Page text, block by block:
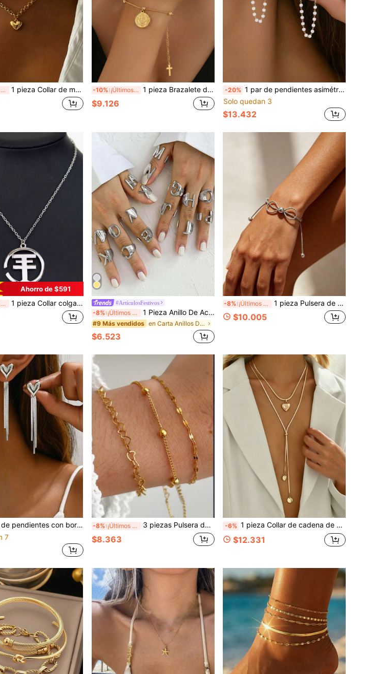
¡Últimos 3 días 1 pieza Collar de mujer de acero inoxidable, cadena de clavícula con colgante de corazón 3D, color dorado retro, elegante para uso diario y el Día de San Valentín -10% ¡Últimos 2 días 1 pieza Brazalete de mujer de acero inoxidable de lujo ajustable, cadena de serpiente delgada con cadena extensible, dije redondo con retrato en relieve, mini cruz, elementos vintage, estilo minimalista europeo retro frío, color dorado, adecuado para estudiantes, mujeres de oficina, profesoras, amantes de la joyería de nicho, desplazamientos, compras, citas, vacaciones, uso diario en capas, perfecto para regalo de cumpleaños, Navidad, Día de San Valentín
$9.126
-20% 1 par de pendientes asimétricos de acero inoxidable para mujeres, con elementos de diseño de estrella de mar y concha con cadena de perlas suave, vivos e inspirados en vacaciones. Color dorado, adecuados para salidas a la playa, citas, fiestas, desplazamientos diarios y talla grande. Pendientes versátiles para chicas de estilo Mori, regalo pequeño y fresco perfecto para el verano y cumpleaños, iluminan fácilmente tu atuendo
Solo quedan 3
$13.432
Ahorro de $591
¡Últimos 3 días 1 pieza Collar colgante de acero inoxidable con logo de banda de punk rock vintage, estrella y luna, adecuado para uso diario, conciertos, fiestas, regalos #ArtículosFestivos
-8% ¡Últimos 3 días 1 Pieza Anillo De Acero Inoxidable Con Letras De Estilo Europeo Y Americano, Anillo Abierto Ajustable De Estilo Callejero, Anillo De Moda Y Versátil Para Fiestas De Hip-hop.
#9 Más vendidos en Carta Anillos De Mujer
$6.523
-8% ¡Últimos 3 días 1 pieza Pulsera de mujer de acero inoxidable tejida, adorno de mano con lazo ajustable, elemento de lazo con cuentas redondas, estilo de nicho fresco y suave, accesorio diario para chicas, maestra, adecuado para ir al trabajo, viajar, vacaciones, se puede usar como regalo de cumpleaños, Día de San Valentín, simple y alegre, crea fácilmente una atmósfera suave y exquisita
$10.005
de serpiente de acero inoxidable, diseño único, color plateado, alarga la forma del rostro, adecuado para uso diario, fiestas, ocasiones formales, regalo para novia/Día de San Valentín
7
-8% ¡Últimos 3 días 3 piezas Pulsera delicada y fina de acero inoxidable para mujer, pulsera de cadena ajustable multicapa, cadena de corazón hueco, cadena fina de cuentas redondas, cadena de hoja de sauce brillante con elementos de metal mixto, estilo coreano minimalista suave de lujo elegante, oro, adecuado para el uso diario de la mujer, citas, salidas diarias, fiestas, festivales de música, reuniones, uso diario, Día de San Valentín, Festival Qixi, regalo de cumpleaños joyería
$8.363
-6% 1 pieza Collar de cadena de serpiente de doble capa para mujeres, colgante de corazón + disco redondo con nudo ajustable, collar largo, estilo minimalista europeo & americano de lujo, dorado, adecuado para el uso diario de mujeres a la moda, profesoras, combinación de atuendos, fiestas, salidas, vacaciones, apto para uso diario, regalos de aniversario, accesorio que crea una atmósfera elegante y de alta gama
$12.331